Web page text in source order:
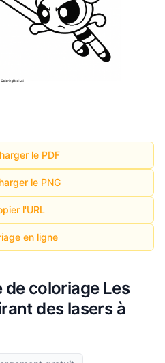
le PDF
le PNG
l'URL
en ligne
de coloriage Les
des lasers à